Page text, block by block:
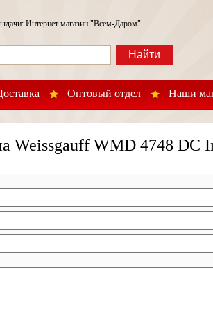
Оптовый отдел Наши
Интернет магазин "Всем-Даром"
Найти
Weissgauff WMD 4748 DC